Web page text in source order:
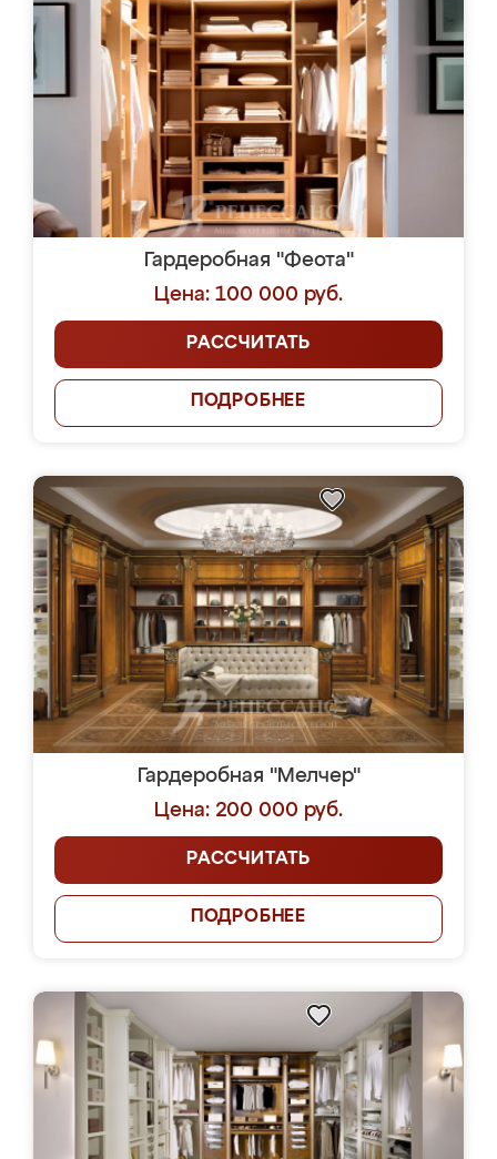
Гардеробная "Феота"
Цена: 100 000 руб.
РАССЧИТАТЬ
ПОДРОБНЕЕ
Гардеробная "Мелчер"
Цена: 200 000 руб.
РАССЧИТАТЬ
ПОДРОБНЕЕ